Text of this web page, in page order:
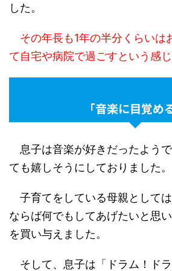
した。
その年長も1年の半分くらいは
て自宅や病院で過ごすという感じ
「音楽に目覚め
息子は音楽が好きだったよう
ても嬉しそうにしておりました。
子育てをしている母親として
ならば何でもしてあげたいと思
を買い与えました。
そして、息子は「ドラム！ド